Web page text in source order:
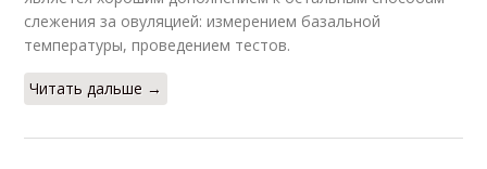
слежения за овуляцией: измерением базальной
температуры, проведением тестов.
Читать дальше →